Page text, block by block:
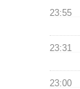
23:55
23:31
23:00